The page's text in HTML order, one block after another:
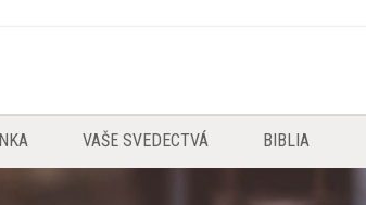
VAŠE SVEDECTVÁ BIBLIA